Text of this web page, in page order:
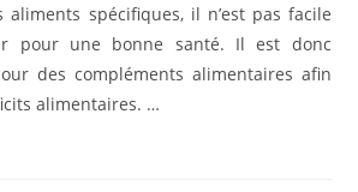
aliments spécifiques, il n’est pas facile
pour une bonne santé. Il est donc
des compléments alimentaires afin
alimentaires. …